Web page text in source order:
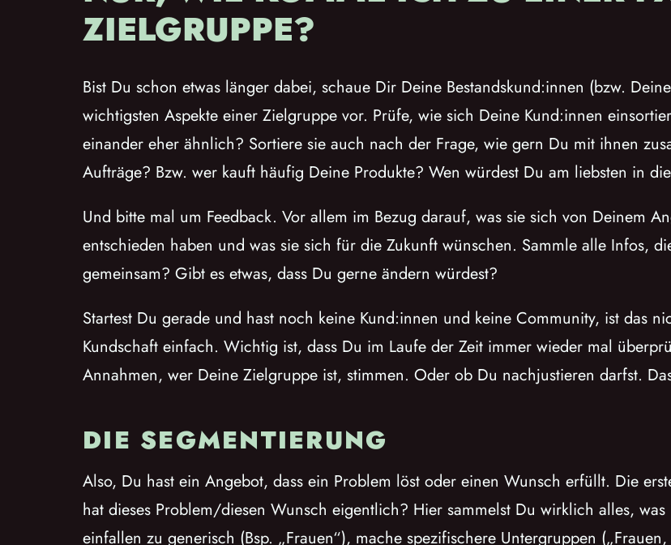
ZIELGRUPPE?
Bist Du schon etwas länger dabei, schaue Dir Deine Bestandskund:innen (bzw.
wichtigsten Aspekte einer Zielgruppe vor. Prüfe, wie sich Deine Kund:innen
einander eher ähnlich? Sortiere sie auch nach der Frage, wie gern Du mit ihnen
Aufträge? Bzw. wer kauft häufig Deine Produkte? Wen würdest Du am liebsten in
Und bitte mal um Feedback. Vor allem im Bezug darauf, was sie sich von Deinem
entschieden haben und was sie sich für die Zukunft wünschen. Sammle alle Infos,
gemeinsam? Gibt es etwas, dass Du gerne ändern würdest?
Startest Du gerade und hast noch keine Kund:innen und keine Community, ist das
Kundschaft einfach. Wichtig ist, dass Du im Laufe der Zeit immer wieder mal
Annahmen, wer Deine Zielgruppe ist, stimmen. Oder ob Du nachjustieren darfst.
DIE SEGMENTIERUNG
Also, Du hast ein Angebot, dass ein Problem löst oder einen Wunsch erfüllt. Die
hat dieses Problem/diesen Wunsch eigentlich? Hier sammelst Du wirklich alles,
einfallen zu generisch (Bsp. „Frauen“), mache spezifischere Untergruppen